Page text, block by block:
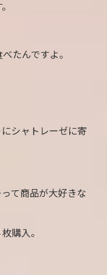
たんですよ。
シャトレーゼに寄
て商品が大好きな
購入。